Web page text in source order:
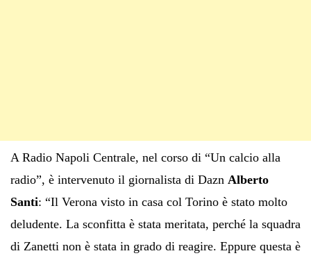
A Radio Napoli Centrale, nel corso di “Un calcio alla
radio”, è intervenuto il giornalista di Dazn Alberto
Santi: “Il Verona visto in casa col Torino è stato molto
deludente. La sconfitta è stata meritata, perché la squadra
di Zanetti non è stata in grado di reagire. Eppure questa è